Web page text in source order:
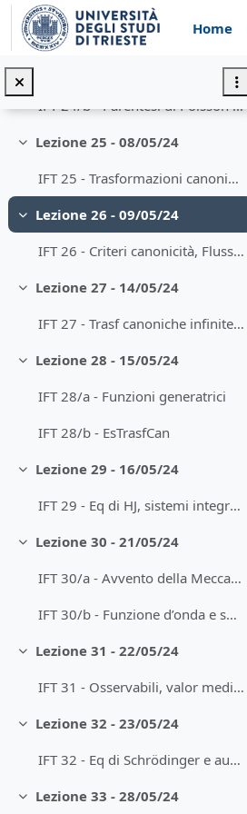
Vai al contenuto principale
Home
Minimizza
IFT 24/a - Parentesi di Poisson
Minimizza
IFT 24/b - Parentesi di Poisson e momento angolare
Minimizza
Lezione 25 - 08/05/24
IFT 25 - Trasformazioni canoniche
Minimizza
Lezione 26 - 09/05/24
IFT 26 - Criteri canonicità, Flusso Hamiltoniano, Teorema di Liouville
Minimizza
Lezione 27 - 14/05/24
IFT 27 - Trasf canoniche infinitesime, rotazioni e momento angolare
Minimizza
Lezione 28 - 15/05/24
IFT 28/a - Funzioni generatrici
IFT 28/b - EsTrasfCan
Minimizza
Lezione 29 - 16/05/24
IFT 29 - Eq di HJ, sistemi integrabili con esempi
Minimizza
Lezione 30 - 21/05/24
IFT 30/a - Avvento della Meccanica Quantistica
IFT 30/b - Funzione d’onda e spazio di Hilbert
Minimizza
Lezione 31 - 22/05/24
IFT 31 - Osservabili, valor medio, X e P, eq Schrödinger
Minimizza
Lezione 32 - 23/05/24
IFT 32 - Eq di Schrödinger e autofunzioni di H, particella libera
Minimizza
Lezione 33 - 28/05/24